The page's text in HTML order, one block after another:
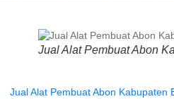
Jual Alat Pembuat Abon
Jual Alat Pembuat Abon Kabupaten